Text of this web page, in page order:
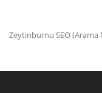
Zeytinburnu SEO